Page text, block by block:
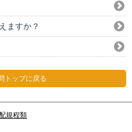
ますか？
トップに戻る
規程類